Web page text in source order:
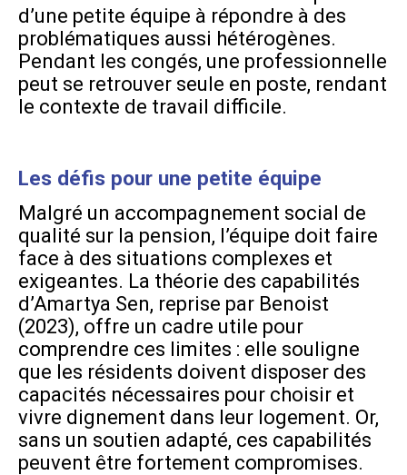
d’une petite équipe à répondre à des
problématiques aussi hétérogènes.
Pendant les congés, une professionnelle
peut se retrouver seule en poste, rendant
le contexte de travail difficile.
Les défis pour une petite équipe
Malgré un accompagnement social de
qualité sur la pension, l’équipe doit faire
face à des situations complexes et
exigeantes. La théorie des capabilités
d’Amartya Sen, reprise par Benoist
(2023), offre un cadre utile pour
comprendre ces limites : elle souligne
que les résidents doivent disposer des
capacités nécessaires pour choisir et
vivre dignement dans leur logement. Or,
sans un soutien adapté, ces capabilités
peuvent être fortement compromises.